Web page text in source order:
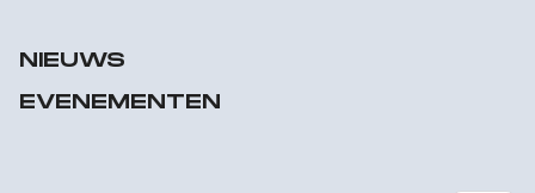
NIEUWS
EVENEMENTEN